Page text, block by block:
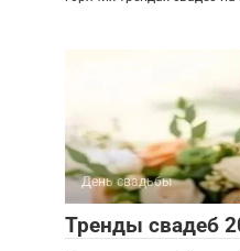
День свадьбы
Тренды свадеб